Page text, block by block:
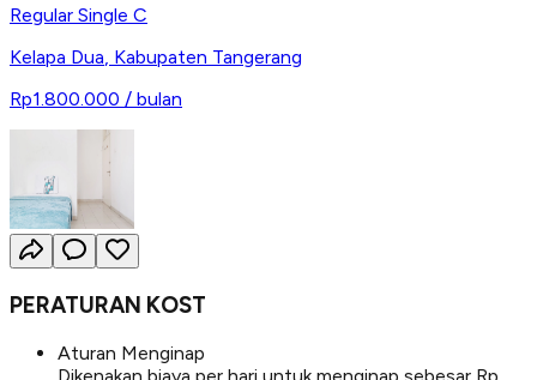
Regular Single C
Kelapa Dua, Kabupaten Tangerang
Rp1.800.000 / bulan
PERATURAN KOST
Aturan Menginap